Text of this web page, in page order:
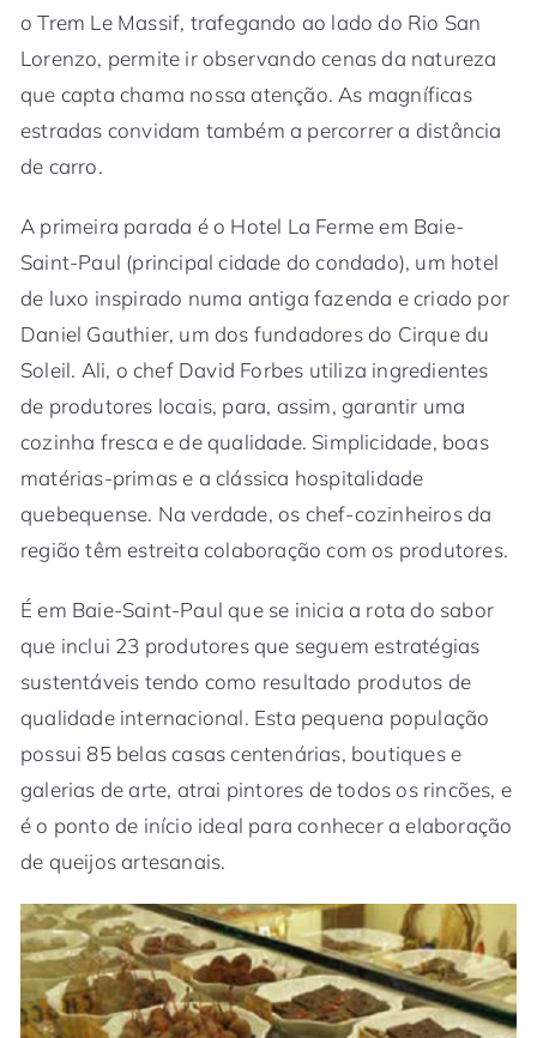
o Trem Le Massif, trafegando ao lado do Rio San
Lorenzo, permite ir observando cenas da natureza
que capta chama nossa atenção. As magníficas
estradas convidam também a percorrer a distância
de carro.
A primeira parada é o Hotel La Ferme em Baie-
Saint-Paul (principal cidade do condado), um hotel
de luxo inspirado numa antiga fazenda e criado por
Daniel Gauthier, um dos fundadores do Cirque du
Soleil. Ali, o chef David Forbes utiliza ingredientes
de produtores locais, para, assim, garantir uma
cozinha fresca e de qualidade. Simplicidade, boas
matérias-primas e a clássica hospitalidade
quebequense. Na verdade, os chef-cozinheiros da
região têm estreita colaboração com os produtores.
É em Baie-Saint-Paul que se inicia a rota do sabor
que inclui 23 produtores que seguem estratégias
sustentáveis tendo como resultado produtos de
qualidade internacional. Esta pequena população
possui 85 belas casas centenárias, boutiques e
galerias de arte, atrai pintores de todos os rincões, e
é o ponto de início ideal para conhecer a elaboração
de queijos artesanais.